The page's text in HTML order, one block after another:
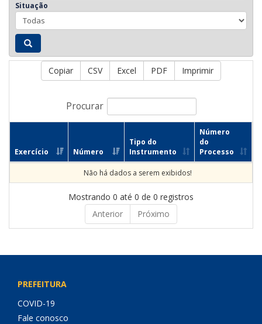
Situação
Copiar CSV Excel PDF Imprimir
Procurar
Exercício Número
Tipo do
Instrumento
Número
do
Processo
Não há dados a serem exibidos!
Mostrando 0 até 0 de 0 registros
Anterior
Próximo
PREFEITURA
COVID-19
Fale conosco